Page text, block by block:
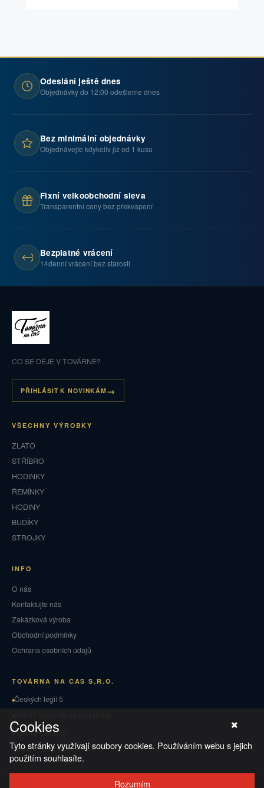
Odeslání ještě dnes
Objednávky do 12:00 odešleme dnes
Bez minimální objednávky
Objednávejte kdykoliv již od 1 kusu
Fixní velkoobchodní sleva
Transparentní ceny bez překvapení
Bezplatné vrácení
14denní vrácení bez starostí
CO SE DĚJE V TOVÁRNĚ?
PŘIHLÁSIT K NOVINKÁM
VŠECHNY VÝROBKY
ZLATO
STŘÍBRO
HODINKY
ŘEMÍNKY
HODINY
BUDÍKY
STROJKY
INFO
O nás
Kontaktujte nás
Zakázková výroba
Obchodní podmínky
Ochrana osobních údajů
TOVÁRNA NA ČAS S.R.O.
Českých legií 5
Puncovní značky
Vrácení zboží a reklamace
Cookies
Tyto stránky využívají soubory cookies. Používáním webu s jejich
použitím souhlasíte.
Rozumím